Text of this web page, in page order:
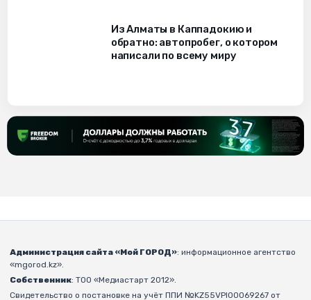
Из Алматы в Каппадокию и
обратно: автопробег, о котором
написали по всему миру
Администрация сайта «Мой ГОРОД»: информационное агентство
«mgorod.kz».
Собственник: ТОО «Медиастарт 2012».
Свидетельство о постановке на учёт ППИ №KZ55VPI00069267 от